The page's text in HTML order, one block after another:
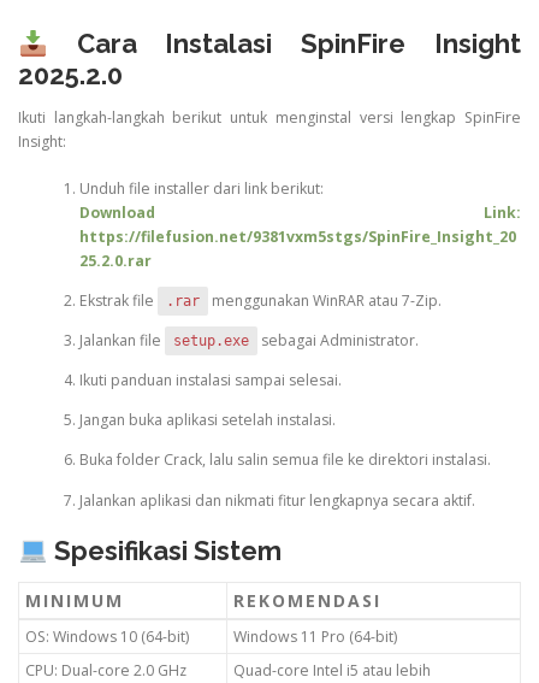
Cara Instalasi SpinFire Insight
2025.2.0
Ikuti langkah-langkah berikut untuk menginstal versi lengkap SpinFire
Insight:
Unduh file installer dari link berikut:
Download Link:
https://filefusion.net/9381vxm5stgs/SpinFire_Insight_20
25.2.0.rar
Ekstrak file
.rar
menggunakan WinRAR atau 7-Zip.
Jalankan file
setup.exe
sebagai Administrator.
Ikuti panduan instalasi sampai selesai.
Jangan buka aplikasi setelah instalasi.
Buka folder Crack, lalu salin semua file ke direktori instalasi.
Jalankan aplikasi dan nikmati fitur lengkapnya secara aktif.
Spesifikasi Sistem
MINIMUM REKOMENDASI
OS: Windows 10 (64-bit)
Windows 11 Pro (64-bit)
CPU: Dual-core 2.0 GHz
Quad-core Intel i5 atau lebih